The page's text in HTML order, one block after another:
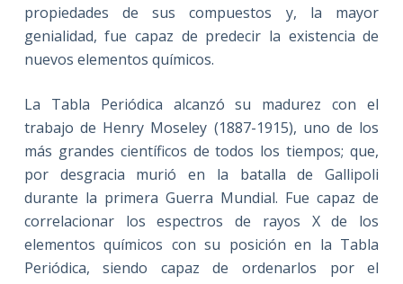
propiedades de sus compuestos y, la mayor
genialidad, fue capaz de predecir la existencia de
nuevos elementos químicos.
La Tabla Periódica alcanzó su madurez con el
trabajo de Henry Moseley (1887-1915), uno de los
más grandes científicos de todos los tiempos; que,
por desgracia murió en la batalla de Gallipoli
durante la primera Guerra Mundial. Fue capaz de
correlacionar los espectros de rayos X de los
elementos químicos con su posición en la Tabla
Periódica, siendo capaz de ordenarlos por el